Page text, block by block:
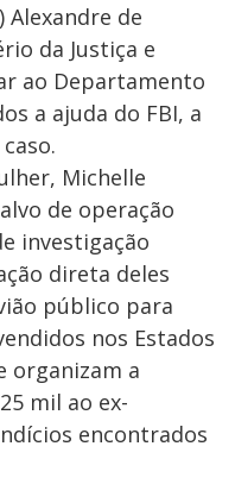
de
da Justiça e
ao Departamento
a ajuda do FBI, a
Michelle
de operação
investigação
direta deles
público para
nos Estados
organizam a
mil ao ex-
encontrados